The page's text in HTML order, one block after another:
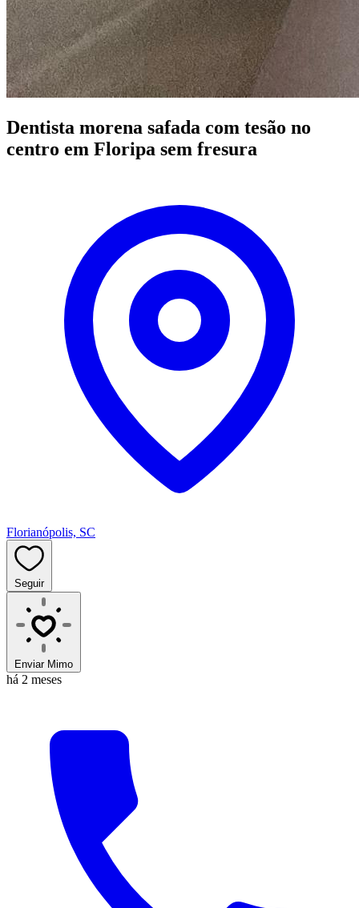
Dentista morena safada com tesão no
centro em Floripa sem fresura
Florianópolis, SC
Seguir
Enviar Mimo
há 2 meses